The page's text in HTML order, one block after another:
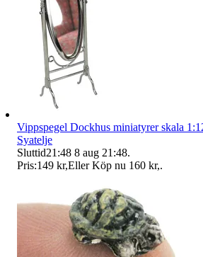
Vippspegel Dockhus miniatyrer skala
Syatelje
Sluttid21:48 8 aug 21:48.
Pris:149 kr,Eller Köp nu 160 kr,.